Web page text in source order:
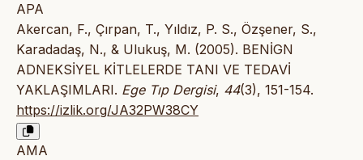
APA
Akercan, F., Çırpan, T., Yıldız, P. S., Özşener, S.,
Karadadaş, N., & Ulukuş, M. (2005). BENİGN
ADNEKSİYEL KİTLELERDE TANI VE TEDAVİ
YAKLAŞIMLARI. Ege Tıp Dergisi, 44(3), 151-154.
https://izlik.org/JA32PW38CY
AMA